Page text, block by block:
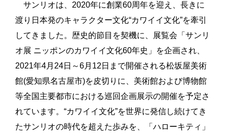
サンリオは、2020年に創業60周年を迎え、長きに
渡り日本発のキャラクター文化“カワイイ文化”を牽引
してきました。歴史的節目を契機に、展覧会「サンリ
オ展 ニッポンのカワイイ文化60年史」を企画され、
2021年4月24日～6月12日まで開催される松坂屋美術
館(愛知県名古屋市)を皮切りに、美術館および博物館
等全国主要都市における巡回企画展示の開催を予定さ
れています。“カワイイ文化”を世界に発信し続けてき
たサンリオの時代を超えた歩みを、「ハローキティ」